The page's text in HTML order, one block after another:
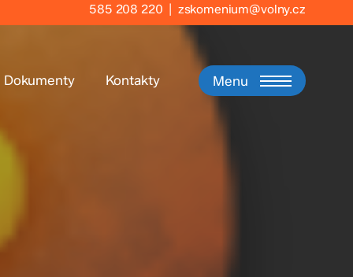
585 208 220 | zskomenium@volny.cz
Dokumenty Kontakty Menu